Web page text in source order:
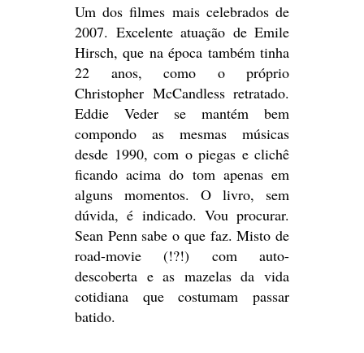
Um dos filmes mais celebrados de
2007. Excelente atuação de Emile
Hirsch, que na época também tinha
22 anos, como o próprio
Christopher McCandless retratado.
Eddie Veder se mantém bem
compondo as mesmas músicas
desde 1990, com o piegas e clichê
ficando acima do tom apenas em
alguns momentos. O livro, sem
dúvida, é indicado. Vou procurar.
Sean Penn sabe o que faz. Misto de
road-movie (!?!) com auto-
descoberta e as mazelas da vida
cotidiana que costumam passar
batido.